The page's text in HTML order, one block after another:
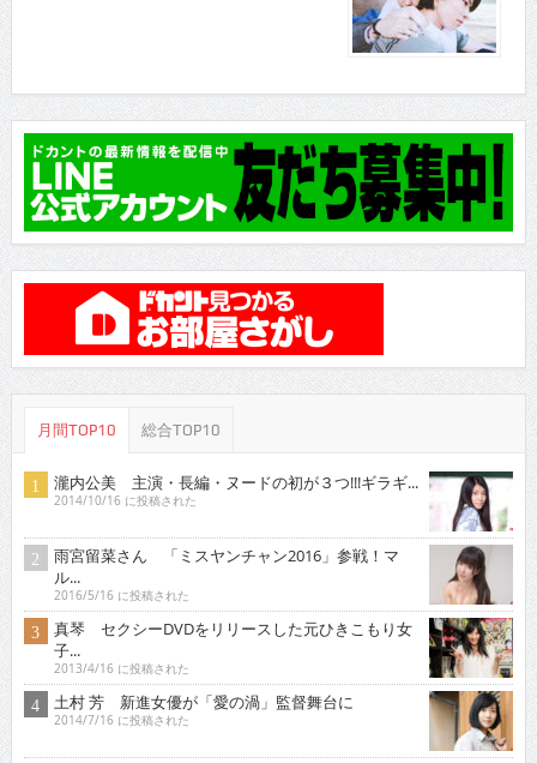
月間TOP10 総合TOP10
瀧内公美 主演・長編・ヌードの初が３つ!!!ギラギ...
2014/10/16 に投稿された
雨宮留菜さん 「ミスヤンチャン2016」参戦！マ
ル...
2016/5/16 に投稿された
真琴 セクシーDVDをリリースした元ひきこもり女
子...
2013/4/16 に投稿された
土村 芳 新進女優が「愛の渦」監督舞台に
2014/7/16 に投稿された